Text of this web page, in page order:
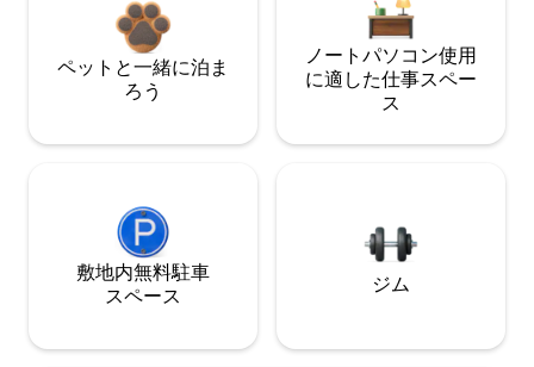
ペットと一緒に泊ま
ろう
ノートパソコン使用
に適した仕事スペー
ス
敷地内無料駐⁠車
ス⁠ペ⁠ー⁠ス
ジム